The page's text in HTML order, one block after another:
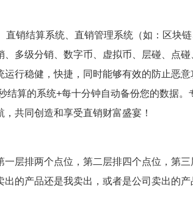
销结算系统、直销管理系统（如：区块
多级分销、数字币、虚拟币、层碰、点
行稳健，快捷，同时能够有效的防止恶
算的系统+每十分钟自动备份您的数据
共同创造和享受直销财富盛宴！
层排两个点位，第二层排四个点位，第
的产品还是我卖出，或者是公司卖出的